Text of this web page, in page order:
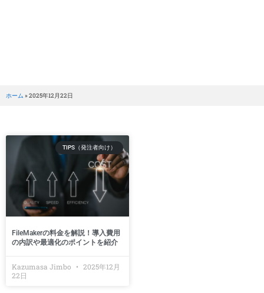
ホーム »2025年12月22日
TIPS（発注者向け）
FileMakerの料金を解説！導入費用
の内訳や最適化のポイントを紹介
Kazumasa Jimbo
2025年12月
22日